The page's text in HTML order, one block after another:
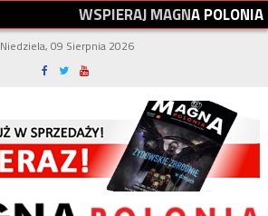
WSPIERAJMAGNAPOLONIA
Niedziela, 09 Sierpnia 2026